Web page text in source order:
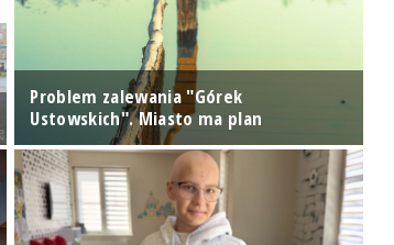
Problem zalewania "Górek
Ustowskich". Miasto ma plan